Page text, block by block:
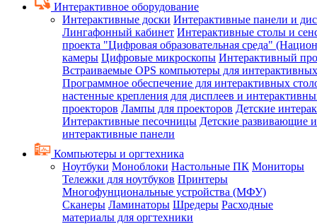
Интерактивное оборудование
Интерактивные доски Интерактивные панели и
Лингафонный кабинет Интерактивные столы и
проекта "Цифровая образовательная среда"
камеры Цифровые микроскопы Интерактивный
Встраиваемые OPS компьютеры для
Программное обеспечение для интерактивных
настенные крепления для дисплеев и
проекторов Лампы для проекторов Детские
Интерактивные песочницы Детские развивающие
интерактивные панели
Компьютеры и оргтехника
Ноутбуки Моноблоки Настольные ПК Мониторы
Тележки для ноутбуков Принтеры
Многофунциональные устройства (МФУ)
Сканеры Ламинаторы Шредеры Расходные
материалы для оргтехники